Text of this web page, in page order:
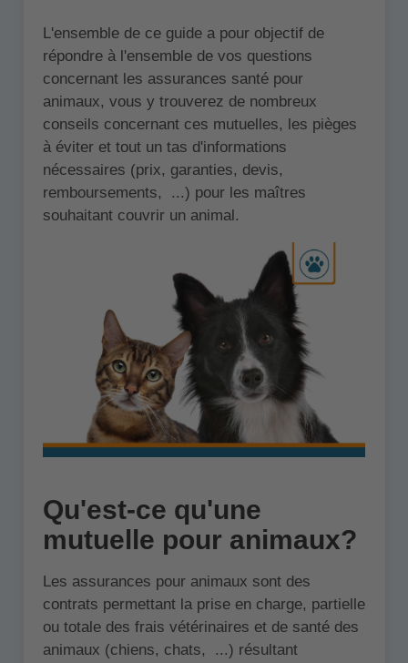
L'ensemble de ce guide a pour objectif de
répondre à l'ensemble de vos questions
concernant les assurances santé pour
animaux, vous y trouverez de nombreux
conseils concernant ces mutuelles, les pièges
à éviter et tout un tas d'informations
nécessaires (prix, garanties, devis,
remboursements, ...) pour les maîtres
souhaitant couvrir un animal.
Qu'est-ce qu'une
mutuelle pour animaux?
Les assurances pour animaux sont des
contrats permettant la prise en charge, partielle
ou totale des frais vétérinaires et de santé des
animaux (chiens, chats, ...) résultant